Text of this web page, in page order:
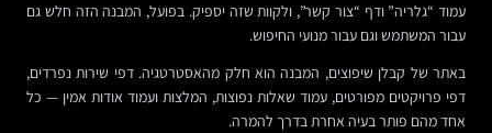
עמוד “גלריה” ודף “צור קשר”, ולקוות שזה יספיק. בפועל, המבנה הזה חלש גם
עבור המשתמש וגם עבור מנועי החיפוש.
באתר של קבלן שיפוצים, המבנה הוא חלק מהאסטרטגיה. דפי שירות נפרדים,
דפי פרויקטים מפורטים, עמוד שאלות נפוצות, המלצות ועמוד אודות אמין — כל
אחד מהם פותר בעיה אחרת בדרך להמרה.